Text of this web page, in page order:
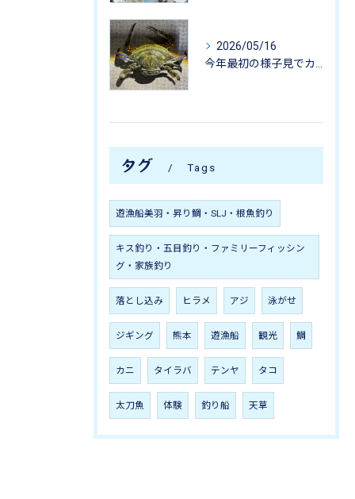
2026/05/16
タグ Tags
遊漁船美羽・昇り鯛・SLJ・根魚釣り
キス釣り・五目釣り・ファミリーフィッシン
グ・家族釣り
落とし込み ヒラメ アジ 泳がせ
ジギング 熊本 遊漁船 観光 鯛
カニ タイラバ テンヤ タコ
太刀魚 体験 釣り船 天草